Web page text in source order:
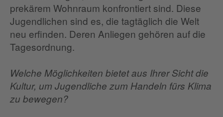
prekärem Wohnraum konfrontiert sind. Diese
Jugendlichen sind es, die tagtäglich die Welt
neu erfinden. Deren Anliegen gehören auf die
Tagesordnung.
Welche Möglichkeiten bietet aus Ihrer Sicht die
Kultur, um Jugendliche zum Handeln fürs Klima
zu bewegen?